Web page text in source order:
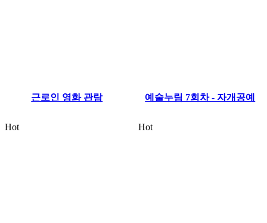
근로인 영화 관람 예술누림 7회차 - 자개공예
Hot Hot